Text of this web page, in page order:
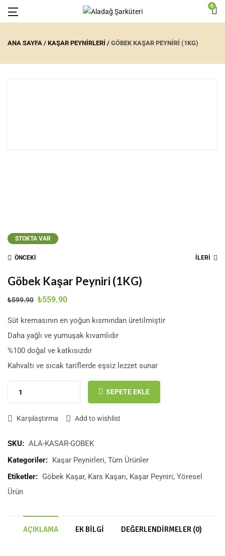
0
ANA SAYFA KAŞAR PEYNIRLERI GÖBEK KAŞAR PEYNIRI (1KG)
STOKTA VAR
ÖNCEKİ İLERİ
Göbek Kaşar Peyniri (1KG)
₺599.90 ₺559.90
Süt kremasının en yoğun kısmından üretilmiştir
Daha yağlı ve yumuşak kıvamlıdır
%100 doğal ve katkısızdır
Kahvaltı ve sıcak tariflerde eşsiz lezzet sunar
SEPETE EKLE
Karşılaştırma Add to wishlist
SKU: ALA-KASAR-GOBEK
Kategoriler: Kaşar Peynirleri, Tüm Ürünler
Etiketler: Göbek Kaşar, Kars Kaşarı, Kaşar Peyniri, Yöresel
Ürün
AÇIKLAMA EK BILGI DEĞERLENDIRMELER (0)